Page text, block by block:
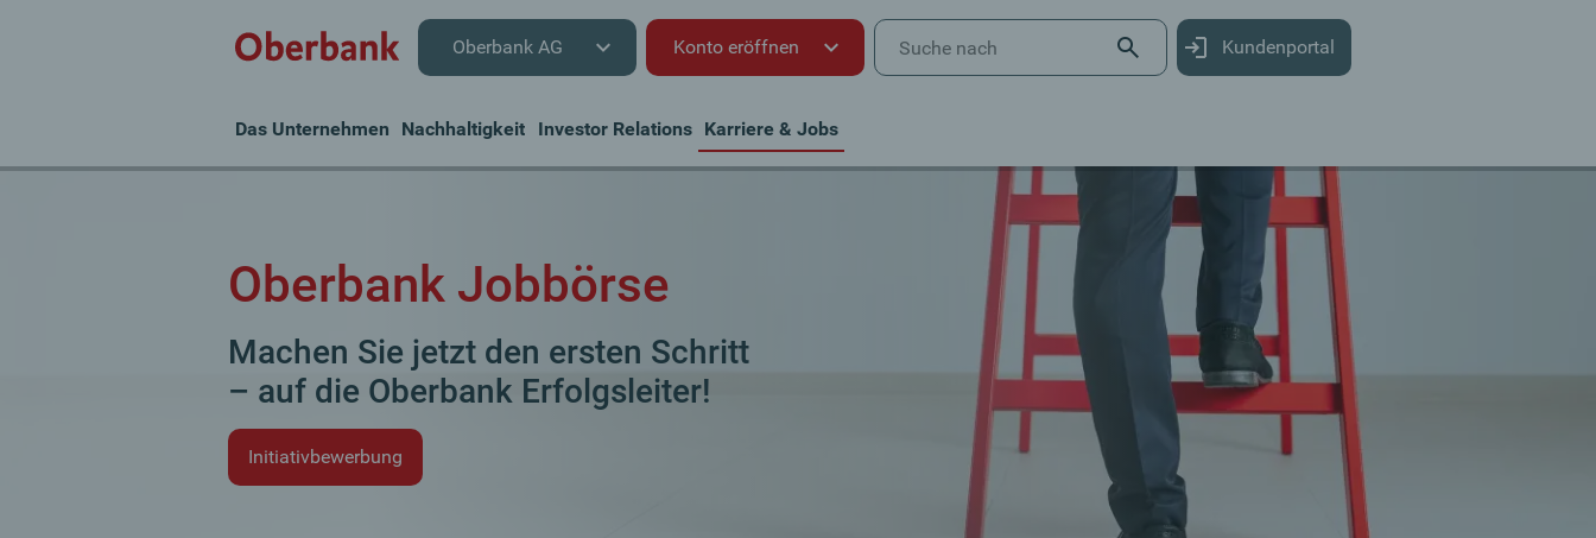
Oberbank AG Konto eröffnen Kundenportal
Das Unternehmen Nachhaltigkeit Investor Relations Karriere & Jobs
Oberbank Jobbörse
Machen Sie jetzt den ersten Schritt
– auf die Oberbank Erfolgsleiter!
Initiativbewerbung